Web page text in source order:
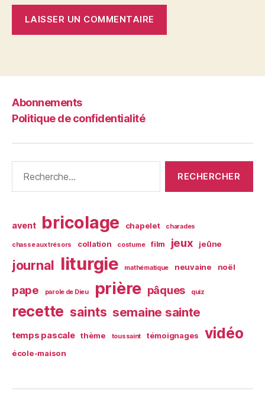
Abonnements
Politique de confidentialité
avent bricolage chapelet charades
chasse aux trésors collation costume film jeux jeûne
journal liturgie mathématique neuvaine noël
pape parole de Dieu prière pâques quiz
recette saints semaine sainte
temps pascale thème toussaint témoignages vidéo
école-maison